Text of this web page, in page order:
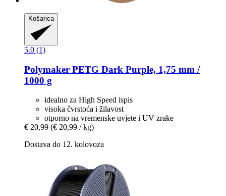
Košarica
5.0 (1)
Polymaker PETG Dark Purple, 1,75 mm /
1000 g
idealno za High Speed ispis
visoka čvrstoća i žilavost
otporno na vremenske uvjete i UV zrake
€ 20,99 (€ 20,99 / kg)
Dostava do 12. kolovoza